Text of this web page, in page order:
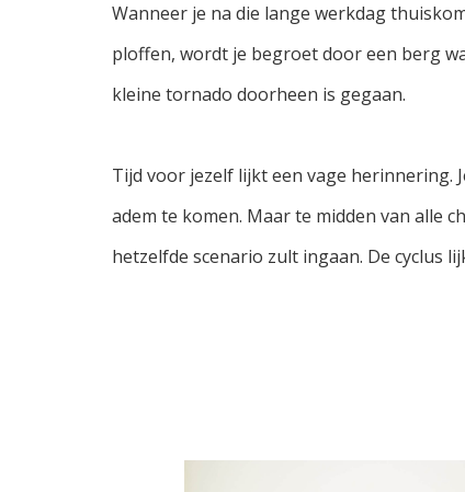
Wanneer je na die lange werkdag
ploffen, wordt je begroet dooreen berg
kleine tornado doorheen is gegaan.
Tijd voor jezelf lijkt een vage herinnering.
adem te komen. Maar te midden van alle
hetzelfde scenario zult ingaan. De cyclus